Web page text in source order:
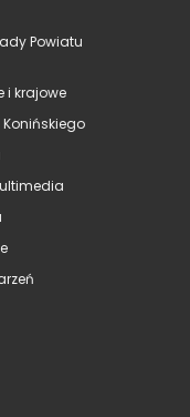
Powiatu
i krajowe